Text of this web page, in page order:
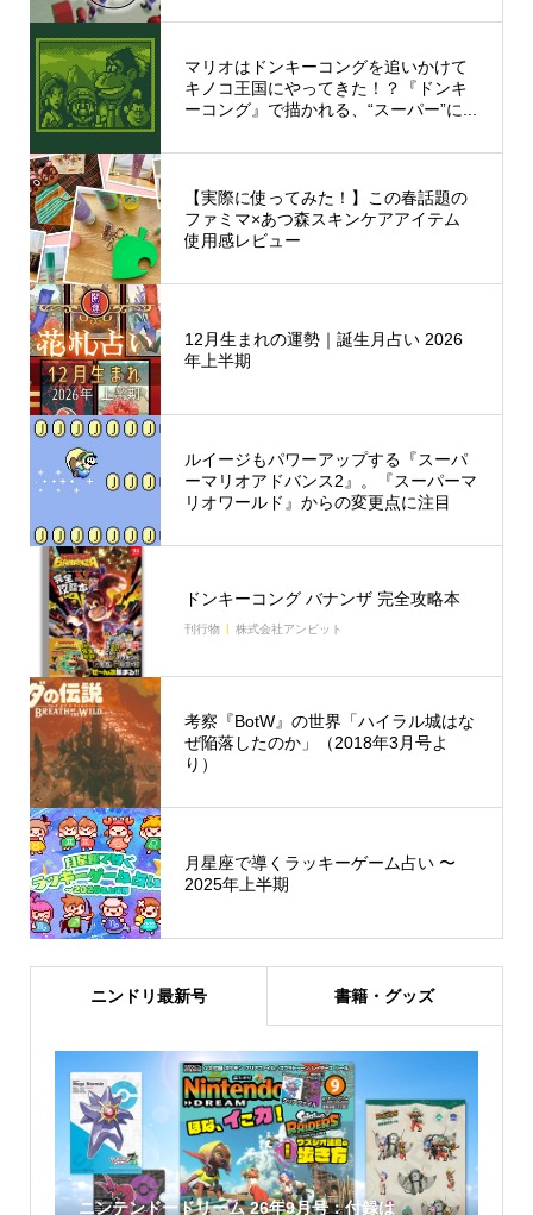
マリオはドンキーコングを追いかけて
キノコ王国にやってきた！？『ドンキ
ーコング』で描かれる、“スーパー”に...
【実際に使ってみた！】この春話題の
ファミマ×あつ森スキンケアアイテム
使用感レビュー
12月生まれの運勢｜誕生月占い 2026
年上半期
ルイージもパワーアップする『スーパ
ーマリオアドバンス2』。『スーパーマ
リオワールド』からの変更点に注目
ドンキーコング バナンザ 完全攻略本
刊行物 株式会社アンビット
考察『BotW』の世界「ハイラル城はな
ぜ陥落したのか」（2018年3月号よ
り）
月星座で導くラッキーゲーム占い 〜
2025年上半期
ニンドリ最新号 書籍・グッズ
ニンテンドードリーム 26年9月号：付録は